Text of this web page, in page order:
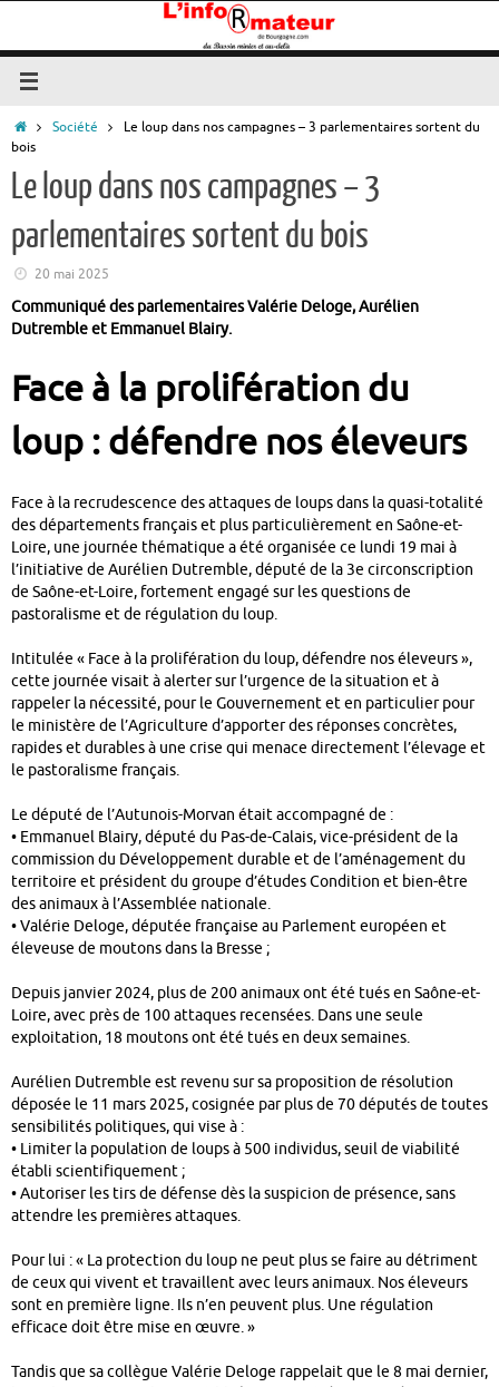
contenu
Accueil
Société
Le loup dans nos campagnes – 3 parlementaires sortent du
bois
Le loup dans nos campagnes – 3
parlementaires sortent du bois
20 mai 2025
Communiqué des parlementaires Valérie Deloge, Aurélien
Dutremble et Emmanuel Blairy.
Face à la prolifération du
loup : défendre nos éleveurs
Face à la recrudescence des attaques de loups dans la quasi-totalité
des départements français et plus particulièrement en Saône-et-
Loire, une journée thématique a été organisée ce lundi 19 mai à
l’initiative de Aurélien Dutremble, député de la 3e circonscription
de Saône-et-Loire, fortement engagé sur les questions de
pastoralisme et de régulation du loup.
Intitulée « Face à la prolifération du loup, défendre nos éleveurs »,
cette journée visait à alerter sur l’urgence de la situation et à
rappeler la nécessité, pour le Gouvernement et en particulier pour
le ministère de l’Agriculture d’apporter des réponses concrètes,
rapides et durables à une crise qui menace directement l’élevage et
le pastoralisme français.
Le député de l’Autunois-Morvan était accompagné de :
• Emmanuel Blairy, député du Pas-de-Calais, vice-président de la
commission du Développement durable et de l’aménagement du
territoire et président du groupe d’études Condition et bien-être
des animaux à l’Assemblée nationale.
• Valérie Deloge, députée française au Parlement européen et
éleveuse de moutons dans la Bresse ;
Depuis janvier 2024, plus de 200 animaux ont été tués en Saône-et-
Loire, avec près de 100 attaques recensées. Dans une seule
exploitation, 18 moutons ont été tués en deux semaines.
Aurélien Dutremble est revenu sur sa proposition de résolution
déposée le 11 mars 2025, cosignée par plus de 70 députés de toutes
sensibilités politiques, qui vise à :
• Limiter la population de loups à 500 individus, seuil de viabilité
établi scientifiquement ;
• Autoriser les tirs de défense dès la suspicion de présence, sans
attendre les premières attaques.
Pour lui : « La protection du loup ne peut plus se faire au détriment
de ceux qui vivent et travaillent avec leurs animaux. Nos éleveurs
sont en première ligne. Ils n’en peuvent plus. Une régulation
efficace doit être mise en œuvre. »
Tandis que sa collègue Valérie Deloge rappelait que le 8 mai dernier,